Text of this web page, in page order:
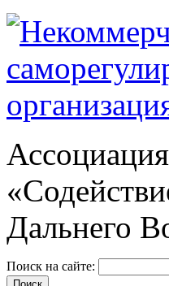
Дальнего
Поиск на сайте: